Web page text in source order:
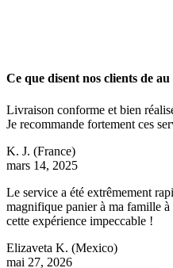
Ce que disent nos clients de
Livraison conforme et bien
Je recommande fortement ces
K. J. (France)
mars 14, 2025
Le service a été extrêmement
magnifique panier à ma famille
cette expérience impeccable !
Elizaveta K. (Mexico)
mai 27, 2026